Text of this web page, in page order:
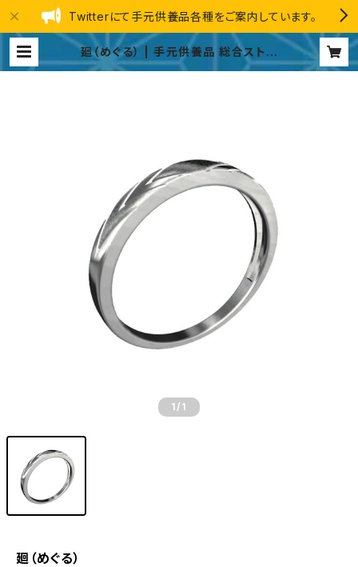
Twitterにて手元供養品各種をご案内しています。
廻（めぐる） | 手元供養品 総合ストア
GINGA
1 /1
廻（めぐる）